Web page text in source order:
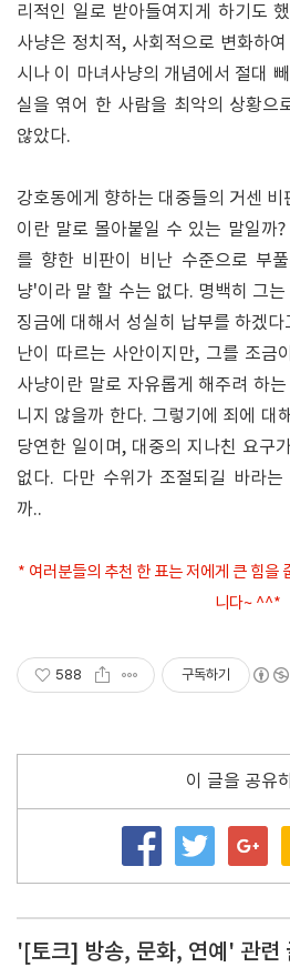
리적인 일로 받아들여지게 하기도
사냥은 정치적, 사회적으로 변화하
시나 이 마녀사냥의 개념에서 절대
실을 엮어 한 사람을 최악의 상황으
않았다.
강호동에게 향하는 대중들의 거센
이란 말로 몰아붙일 수 있는 말일까
를 향한 비판이 비난 수준으로 부
냥'이라 말 할 수는 없다. 명백히 그
징금에 대해서 성실히 납부를 하겠다
난이 따르는 사안이지만, 그를 조금
사냥이란 말로 자유롭게 해주려 하
니지 않을까 한다. 그렇기에 죄에 대
당연한 일이며, 대중의 지나친 요구
없다. 다만 수위가 조절되길 바라
까..
* 여러분들의 추천 한 표는 저에게 큰 힘을
니다~ ^^*
588 구독하기
이 글을 공유
'[토크] 방송, 문화, 연예' 관련